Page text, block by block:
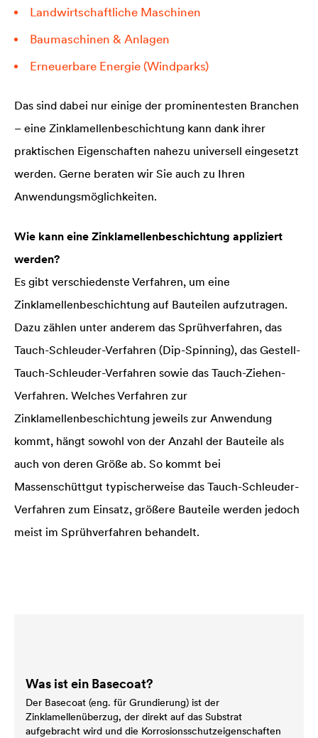
Landwirtschaftliche Maschinen
Baumaschinen & Anlagen
Erneuerbare Energie (Windparks)
Das sind dabei nur einige der prominentesten Branchen
– eine Zinklamellenbeschichtung kann dank ihrer
praktischen Eigenschaften nahezu universell eingesetzt
werden. Gerne beraten wir Sie auch zu Ihren
Anwendungsmöglichkeiten.
Wie kann eine Zinklamellenbeschichtung appliziert
werden?
Es gibt verschiedenste Verfahren, um eine
Zinklamellenbeschichtung auf Bauteilen aufzutragen.
Dazu zählen unter anderem das Sprühverfahren, das
Tauch-Schleuder-Verfahren (Dip-Spinning), das Gestell-
Tauch-Schleuder-Verfahren sowie das Tauch-Ziehen-
Verfahren. Welches Verfahren zur
Zinklamellenbeschichtung jeweils zur Anwendung
kommt, hängt sowohl von der Anzahl der Bauteile als
auch von deren Größe ab. So kommt bei
Massenschüttgut typischerweise das Tauch-Schleuder-
Verfahren zum Einsatz, größere Bauteile werden jedoch
meist im Sprühverfahren behandelt.
Was ist ein Basecoat?
Der Basecoat (eng. für Grundierung) ist der
Zinklamellenüberzug, der direkt auf das Substrat
aufgebracht wird und die Korrosionsschutzeigenschaften